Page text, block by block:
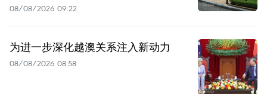
08/08/2026 09:22
为进一步深化越澳关系注入新动力
08/08/2026 08:58